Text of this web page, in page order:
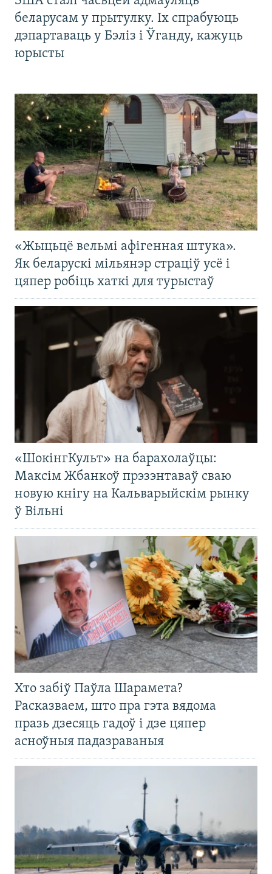
беларусам у прытулку. Іх спрабуюць
дэпартаваць у Бэліз і Ўганду, кажуць
юрысты
«Жыцьцё вельмі афігенная штука».
Як беларускі мільянэр страціў усё і
цяпер робіць хаткі для турыстаў
«ШокінгКульт» на барахолаўцы:
Максім Жбанкоў прэзэнтаваў сваю
новую кнігу на Кальварыйскім рынку
ў Вільні
Хто забіў Паўла Шарамета?
Расказваем, што пра гэта вядома
празь дзесяць гадоў і дзе цяпер
асноўныя падазраваныя